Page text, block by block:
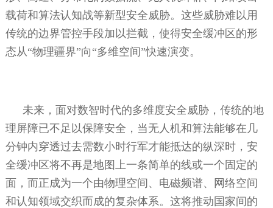
载荷和算法认知战等新型安全威胁。这些威胁难以用
传统的边界管控手段加以拦截，使得安全缓冲区的形
态从“物理疆界”向“多维空间”快速演变。
未来，面对数智时代的多维度安全威胁，传统的地
理屏障已不足以保障安全，当无人机和算法能够在几
分钟内穿透过去需数小时行军才能抵达的纵深时，安
全缓冲区将不再是地图上一条简单的线或一个固定的
面，而正成为一个由物理空间、电磁频谱、网络空间
和认知领域交织而成的复杂体系。这将推动国家间的